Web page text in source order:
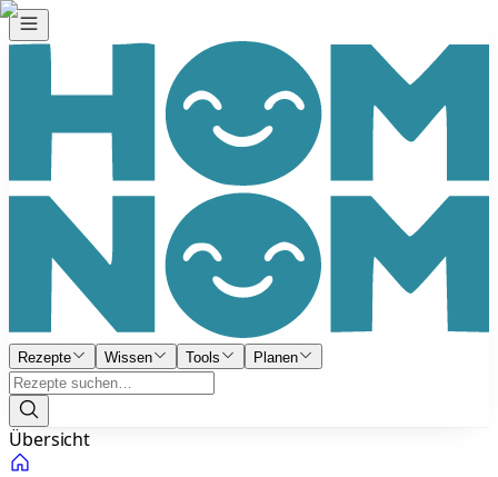
Rezepte Wissen Tools Planen
Übersicht